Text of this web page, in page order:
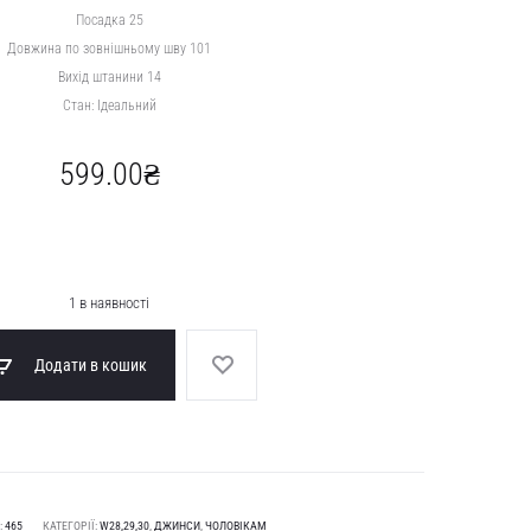
Посадка 25
Довжина по зовнішньому шву 101
Вихід штанини 14
Стан: Ідеальний
599.00₴
1 в наявності
Додати в кошик
465 КАТЕГОРІЇ:W28,29,30, ДЖИНСИ, ЧОЛОВІКАМ